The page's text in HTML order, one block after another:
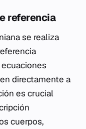
referencia
se realiza
directamente a
es crucial
cuerpos,